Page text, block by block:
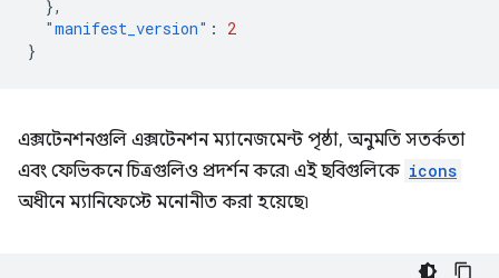
},
"manifest_version" :
2
}
এক্সটেনশনগুলি এক্সটেনশন ম্যানেজমেন্ট পৃষ্ঠা, অনুমতি সতর্কতা
এবং ফেভিকনে চিত্রগুলিও প্রদর্শন করে৷ এই ছবিগুলিকে icons
অধীনে ম্যানিফেস্টে মনোনীত করা হয়েছে৷